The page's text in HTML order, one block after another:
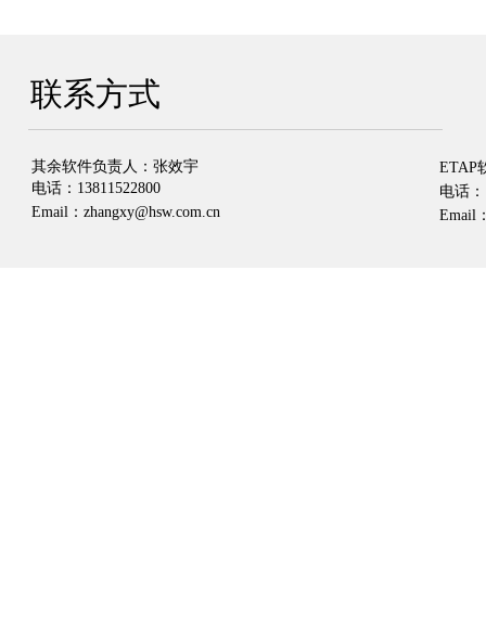
其余软件负责人 ： 张效宇
电话： 13811522800
Email ： zhangxy@hsw.com.cn
ETAP
电话：
Email
联系方式